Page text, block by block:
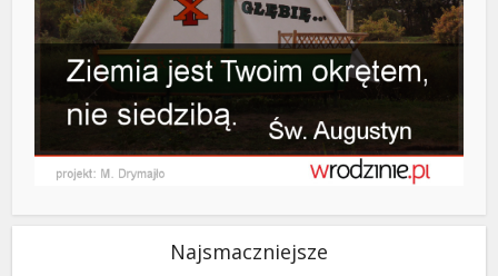
Najsmaczniejsze